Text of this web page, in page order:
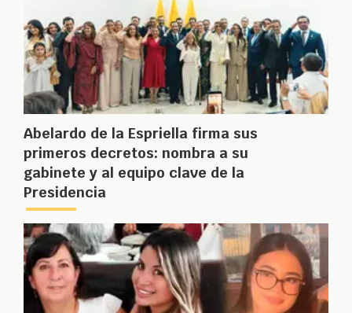
Abelardo de la Espriella firma sus
primeros decretos: nombra a su
gabinete y al equipo clave de la
Presidencia